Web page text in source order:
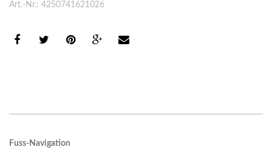
Art.-Nr.: 4250741621026
Fuss-Navigation